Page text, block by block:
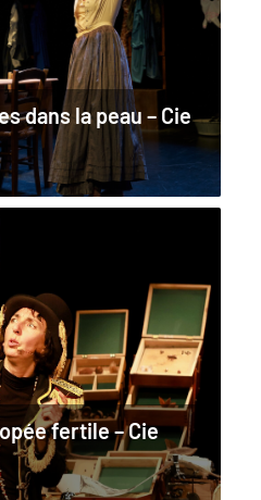
dans la peau – Cie
fertile – Cie